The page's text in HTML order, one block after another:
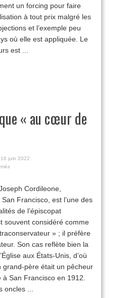
un forcing pour faire
à tout prix malgré les
et l’exemple peu
où elle est appliquée. Le
est ...
« au cœur de
16 juin 2022
sur
cœur
de
Cordileone,
Francisco, est l’une des
de l’épiscopat
souvent considéré comme
» ; il préfère
Son cas reflète bien la
aux États-Unis, d’où
grand-père était un pêcheur
à San Francisco en 1912.
oncles ...